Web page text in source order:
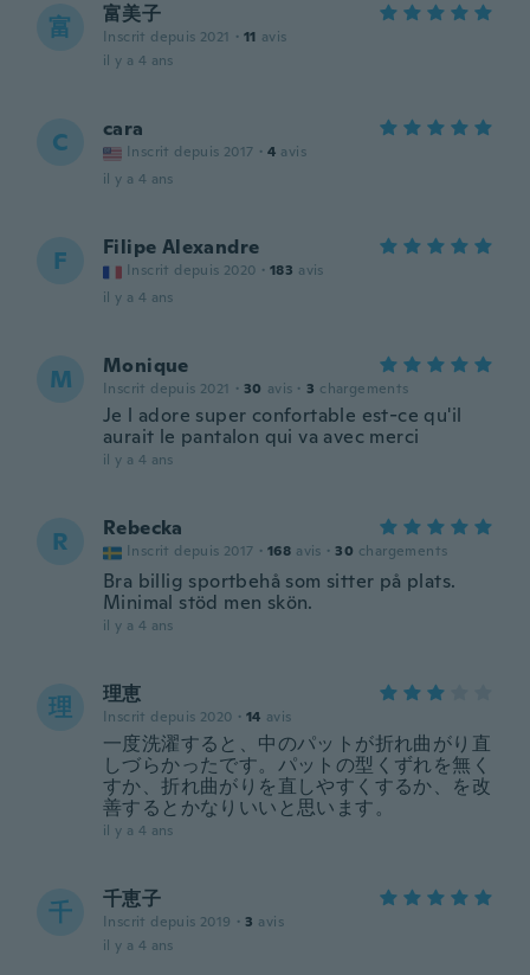
富 富美子
Inscrit depuis 2021 · 11 avis
il y a 4 ans
C cara
Inscrit depuis 2017 · 4 avis
il y a 4 ans
F Filipe Alexandre
Inscrit depuis 2020 · 183 avis
il y a 4 ans
M Monique
Inscrit depuis 2021 · 30 avis · 3 chargements
Je l adore super confortable est-ce qu'il
aurait le pantalon qui va avec merci
il y a 4 ans
R Rebecka
Inscrit depuis 2017 · 168 avis · 30 chargements
Bra billig sportbehå som sitter på plats.
Minimal stöd men skön.
il y a 4 ans
理 理恵
Inscrit depuis 2020 · 14 avis
一度洗濯すると、中のパットが折れ曲がり直
しづらかったです。パットの型くずれを無く
すか、折れ曲がりを直しやすくするか、を改
善するとかなりいいと思います。
il y a 4 ans
千 千恵子
Inscrit depuis 2019 · 3 avis
il y a 4 ans